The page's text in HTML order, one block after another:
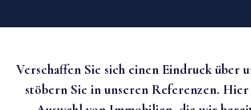
Verschaffen Sie sich einen Eindruck über
stöbern Sie in unseren Referenzen.